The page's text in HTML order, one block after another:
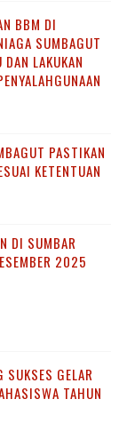
BBM DI
SUMBAGUT
LAKUKAN
PASTIKAN
KETENTUAN
DI SUMBAR
2025
GELAR
TAHUN